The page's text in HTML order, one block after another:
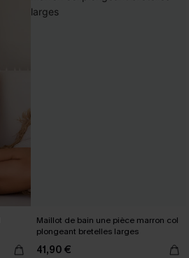
Maillot de bain une pièce marron col
plongeant bretelles larges
41,90 €